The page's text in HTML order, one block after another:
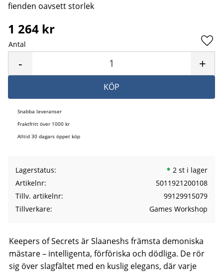
fienden oavsett storlek
1 264 kr
Antal
+
-
KÖP
Snabba leveranser
Fraktfritt över 1000 kr
Alltid 30 dagars öppet köp
Lagerstatus
2 st i lager
Artikelnr
5011921200108
Tillv. artikelnr
99129915079
Tillverkare
Games Workshop
Keepers of Secrets är Slaaneshs främsta demoniska
mästare – intelligenta, förföriska och dödliga. De rör
sig över slagfältet med en kuslig elegans, där varje